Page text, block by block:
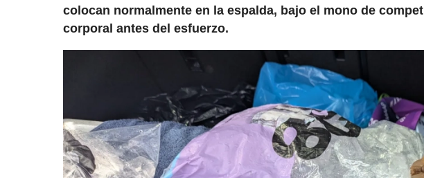
colocan normalmente en la espalda, bajo el mono de
corporal antes del esfuerzo.